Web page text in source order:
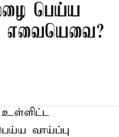
பெய்ய
எவையெவை?
உள்ளிட்ட
வாய்ப்பு